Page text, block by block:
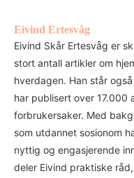
Eivind Ertesvåg
Eivind Skår Ertesvåg er
stort antall artikler om
hverdagen. Han står
har publisert over 17.000
forbrukersaker. Med
som utdannet sosionom
nyttig og engasjerende
deler Eivind praktiske